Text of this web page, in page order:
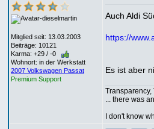
Mitglied seit: 13.03.2003
Beiträge: 10121
Karma: +29 / -0
Wohnort: in der Werkstatt
2007 Volkswagen Passat
Premium Support
Auch Aldi
https://
Es ist aber
Transparency,
... there was
I don't know